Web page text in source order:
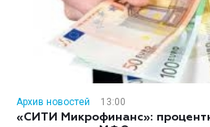
Архив новостей
13:00
«СИТИ Микрофинанс»: